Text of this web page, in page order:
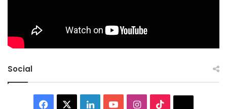
Social
Facebook LinkedInYouTubeInstagram